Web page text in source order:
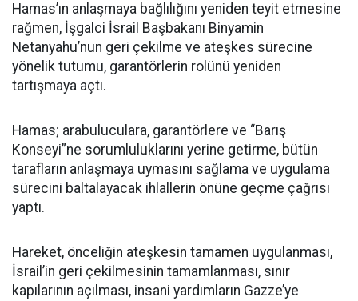
Hamas’ın anlaşmaya bağlılığını yeniden teyit etmesine
rağmen, İşgalci İsrail Başbakanı Binyamin
Netanyahu’nun geri çekilme ve ateşkes sürecine
yönelik tutumu, garantörlerin rolünü yeniden
tartışmaya açtı.
Hamas; arabuluculara, garantörlere ve “Barış
Konseyi”ne sorumluluklarını yerine getirme, bütün
tarafların anlaşmaya uymasını sağlama ve uygulama
sürecini baltalayacak ihlallerin önüne geçme çağrısı
yaptı.
Hareket, önceliğin ateşkesin tamamen uygulanması,
İsrail’in geri çekilmesinin tamamlanması, sınır
kapılarının açılması, insani yardımların Gazze’ye